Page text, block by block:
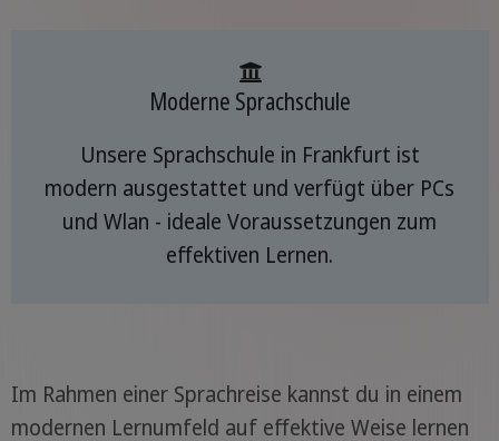
Moderne Sprachschule
Unsere Sprachschule in Frankfurt ist
modern ausgestattet und verfügt über PCs
und Wlan - ideale Voraussetzungen zum
effektiven Lernen.
Im Rahmen einer Sprachreise kannst du in einem
modernen Lernumfeld auf effektive Weise lernen